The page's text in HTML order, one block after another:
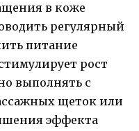
в коже
регулярный
питание
рост
выполнять с
щеток или
эффекта